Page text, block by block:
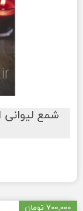
۷۰۰,۰۰۰ تومان